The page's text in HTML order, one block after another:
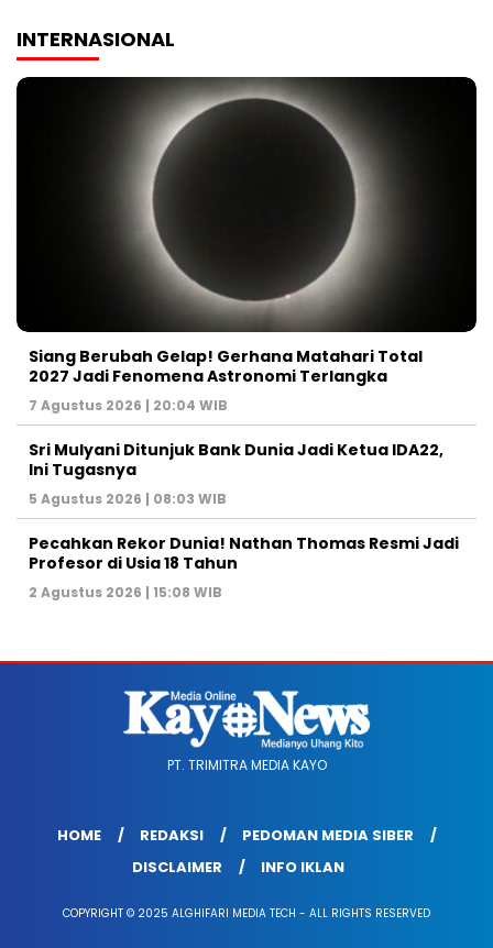
INTERNASIONAL
Siang Berubah Gelap! Gerhana Matahari Total
2027 Jadi Fenomena Astronomi Terlangka
7 Agustus 2026 | 20:04 WIB
Sri Mulyani Ditunjuk Bank Dunia Jadi Ketua IDA22,
Ini Tugasnya
5 Agustus 2026 | 08:03 WIB
Pecahkan Rekor Dunia! Nathan Thomas Resmi Jadi
Profesor di Usia 18 Tahun
2 Agustus 2026 | 15:08 WIB
PT. TRIMITRA MEDIA KAYO
HOME REDAKSI
PEDOMAN MEDIA SIBER
DISCLAIMER
INFO IKLAN
COPYRIGHT © 2025 ALGHIFARI MEDIA TECH - ALL RIGHTS RESERVED